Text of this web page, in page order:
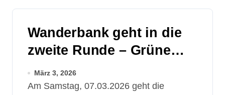
Wanderbank geht in die
zweite Runde – Grüne
laden zum Austausch ein
März 3, 2026
Am Samstag, 07.03.2026 geht die